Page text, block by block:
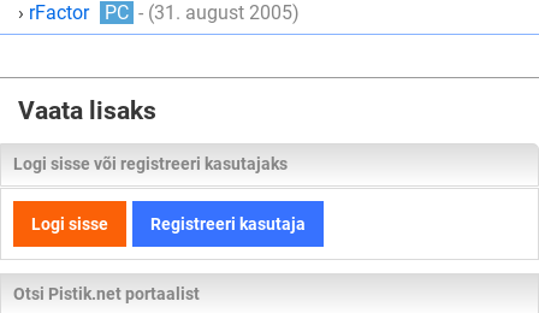
› rFactor PC - (31. august 2005)
Vaata lisaks
Logi sisse või registreeri kasutajaks
Logi sisse Registreeri kasutaja
Otsi Pistik.net portaalist